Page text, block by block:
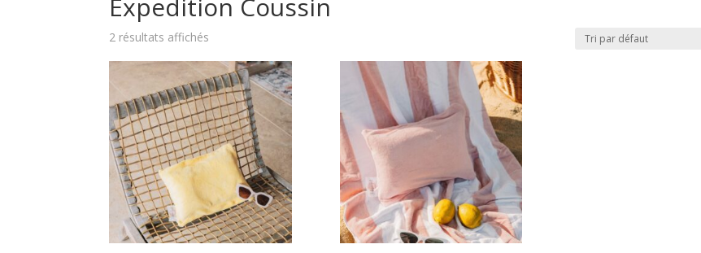
Expedition Coussin
2 résultats affichés